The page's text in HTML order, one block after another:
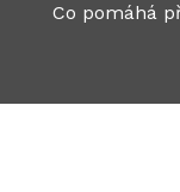
Co pomáhá